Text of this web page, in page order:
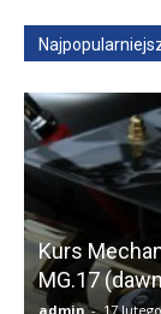
Aktualności
Kurs
MG.17
admin - 17